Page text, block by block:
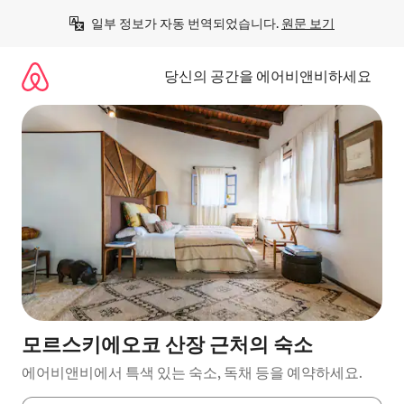
일부 정보가 자동 번역되었습니다. 원문 보기
당신의 공간을 에어비앤비하세요
모르스키에오코 산장 근처의 숙소
에어비앤비에서 특색 있는 숙소, 독채 등을 예약하세요.